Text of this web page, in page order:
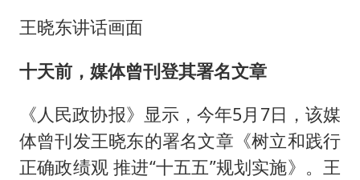
王晓东讲话画面
十天前，媒体曾刊登其署名文章
《人民政协报》显示，今年5月7日，该媒
体曾刊发王晓东的署名文章《树立和践行
正确政绩观 推进“十五五”规划实施》。王